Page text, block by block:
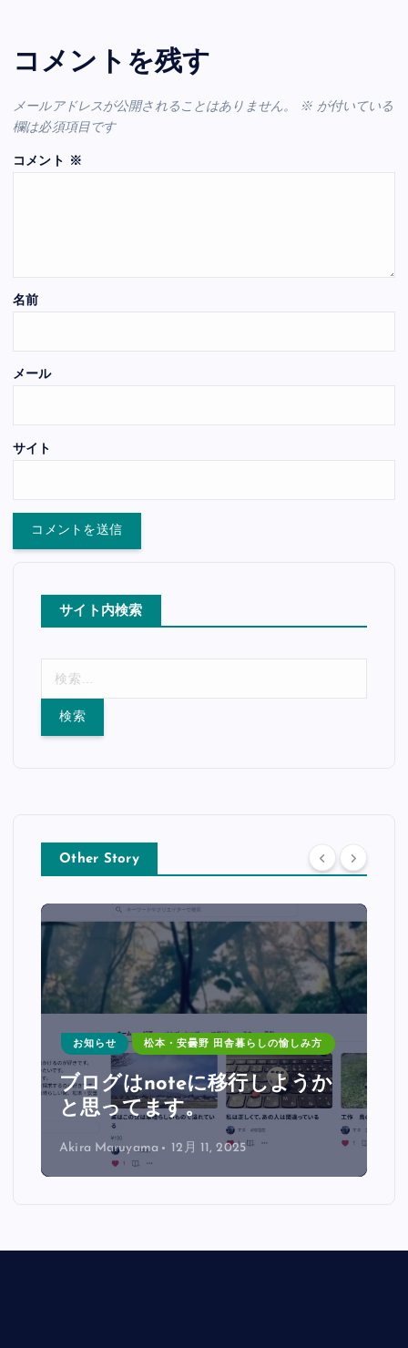
コメントを残す
メールアドレスが公開されることはありません。 ※ が付いている
欄は必須項目です
コメント ※
名前
メール
サイト
サイト内検索
Other Story
お知らせ 松本・安曇野 田舎暮らしの愉しみ方
ブログはnoteに移行しようか
と思ってます。
Akira Maruyama 12月 11, 2025